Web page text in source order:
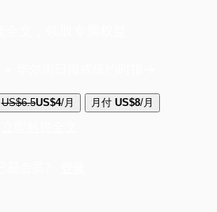
US$6.5US$4/月 月付 US$8/月